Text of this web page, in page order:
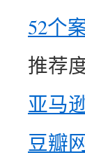
52个
推
亚马
豆瓣